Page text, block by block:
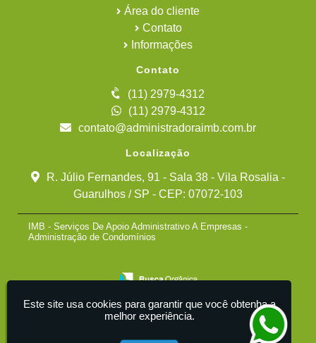
Área do cliente
Contato
Informações
Contato
(11) 2979-4312
(11) 2979-4312
contato@administradoraimb.com.br
Localização
R. Júlio Fernandes, 91 - Sala 38 - Vila Rosalia -
Guarulhos / SP - CEP: 07072-103
IMB - Serviços De Apoio Administrativo A Empresas -
Administração de Condomínios
Este site usa cookies para garantir que você obtenha a
melhor experiência.